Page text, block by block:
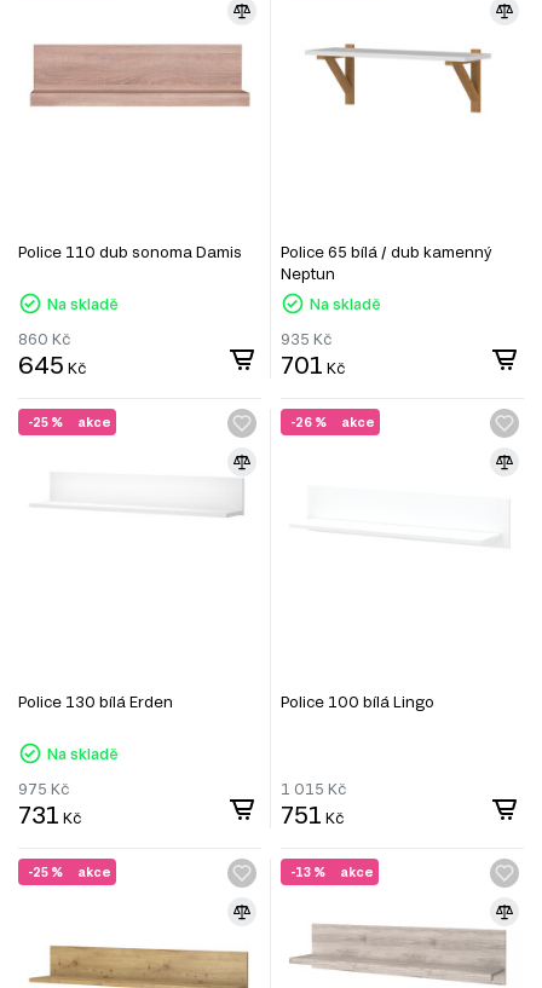
Police 110 dub sonoma Damis
Na skladě
860 Kč
645 Kč
Police 65 bílá / dub kamenný
Neptun
Na skladě
935 Kč
701 Kč
akce
-25 %
Police 130 bílá Erden
Na skladě
975 Kč
731 Kč
akce
-26 %
Police 100 bílá Lingo
1 015 Kč
751 Kč
akce
-25 % akce
-13 %